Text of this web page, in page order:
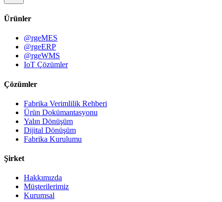
Ürünler
@rgeMES
@rgeERP
@rgeWMS
IoT Çözümler
Çözümler
Fabrika Verimlilik Rehberi
Ürün Dokümantasyonu
Yalın Dönüşüm
Dijital Dönüşüm
Fabrika Kurulumu
Şirket
Hakkımızda
Müşterilerimiz
Kurumsal